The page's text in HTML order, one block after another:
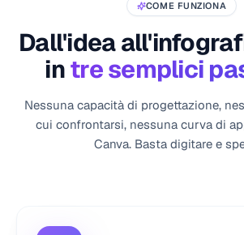
COME FUNZIONA
Dall'idea
intre semplici
Nessuna capacità di progettazione,
cui confrontarsi, nessuna curva di
Canva. Basta digitare e